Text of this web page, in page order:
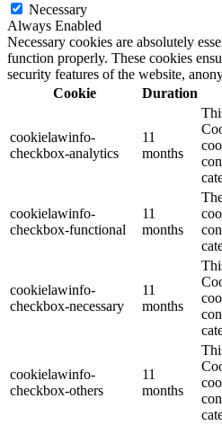
Necessary
Always Enabled
Necessary cookies are absolutely
function properly. These cookies
security features of the website,
Cookie
Duration
cookielawinfo-
checkbox-analytics
11
months
cookielawinfo-
checkbox-functional
11
months
cookielawinfo-
checkbox-necessary
11
months
cookielawinfo-
checkbox-others
11
months